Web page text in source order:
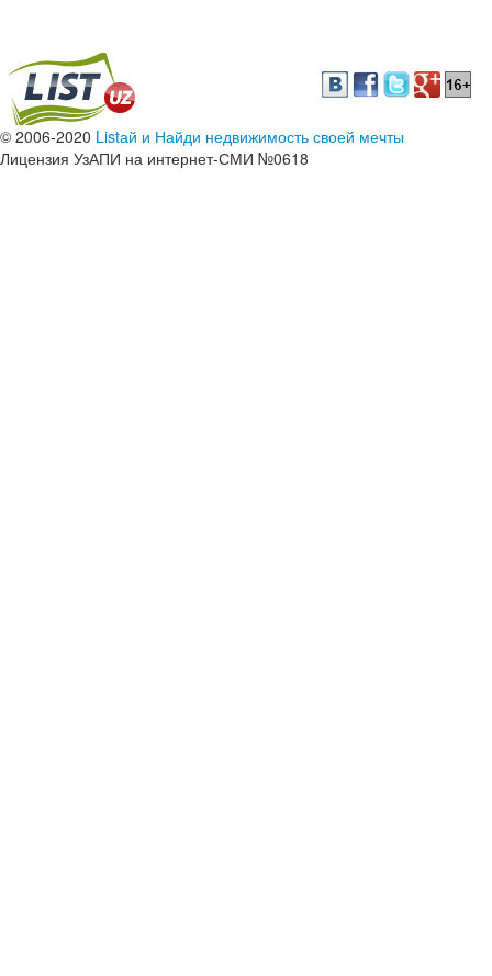
© 2006-2020 Listай и Найди недвижимость своей мечты
Лицензия УзАПИ на интернет-СМИ №0618